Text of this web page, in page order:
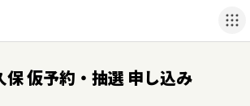
保 仮予約・抽選 申し込み